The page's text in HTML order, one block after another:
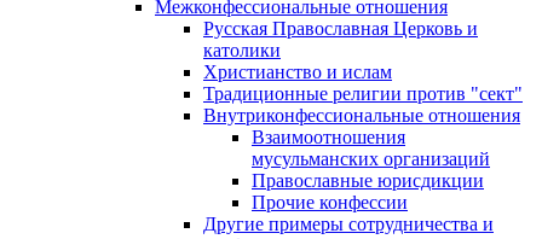
Межконфессиональные отношения
Русская Православная Церковь и
католики
Христианство и ислам
Традиционные религии против "сект"
Внутриконфессиональные отношения
Взаимоотношения
мусульманских организаций
Православные юрисдикции
Прочие конфессии
Другие примеры сотрудничества и